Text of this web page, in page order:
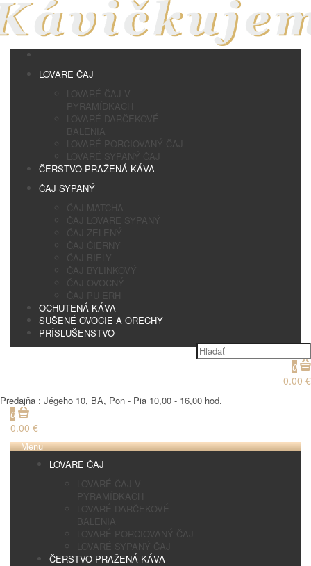
LOVARE ČAJ
LOVARÉ ČAJ V
PYRAMÍDKACH
LOVARÉ DARČEKOVÉ
BALENIA
LOVARÉ PORCIOVANÝ ČAJ
LOVARÉ SYPANÝ ČAJ
ČERSTVO PRAŽENÁ KÁVA
ČAJ SYPANÝ
ČAJ MATCHA
ČAJ LOVARE SYPANÝ
ČAJ ZELENÝ
ČAJ ČIERNY
ČAJ BIELY
ČAJ BYLINKOVÝ
ČAJ OVOCNÝ
ČAJ PU ERH
OCHUTENÁ KÁVA
SUŠENÉ OVOCIE A ORECHY
PRÍSLUŠENSTVO
0
0.00 €
Predajňa : Jégeho 10, BA, Pon - Pia 10,00 - 16,00 hod.
0
0.00 €
Menu
LOVARE ČAJ
LOVARÉ ČAJ V
PYRAMÍDKACH
LOVARÉ DARČEKOVÉ
BALENIA
LOVARÉ PORCIOVANÝ ČAJ
LOVARÉ SYPANÝ ČAJ
ČERSTVO PRAŽENÁ KÁVA